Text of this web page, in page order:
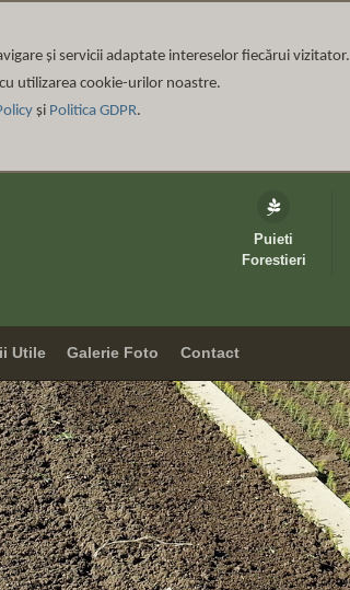
și servicii adaptate intereselor fiecărui vizitator.
utilizarea cookie-urilor noastre.
și Politica GDPR.
Puieti
Forestieri
Utile Galerie Foto Contact